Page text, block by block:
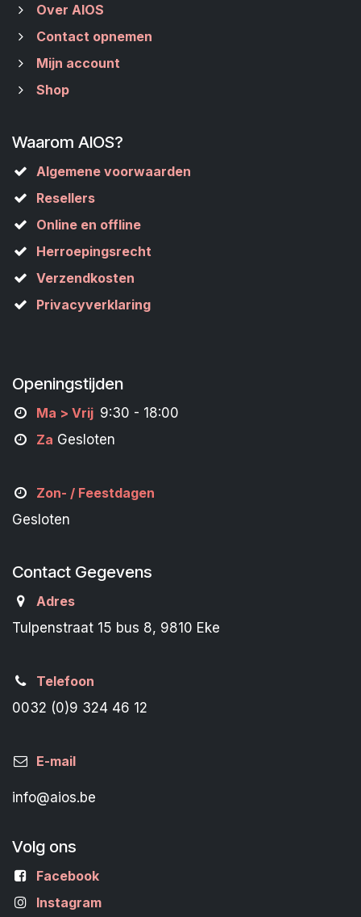
Over AIOS
Contact opnemen
Mijn account
Shop
Waarom AIOS?
Algemene voorwaarden
Resellers
Online en offline
Herroepingsrecht
Verzendkosten
Privacyverklaring
Openingstijden
Ma > Vrij 9:30 - 18:00
Za Gesloten
Zon- / Feestdagen
Gesloten
Contact Gegevens
Adres
Tulpenstraat 15 bus 8, 9810 Eke
Telefoon
0032 (0)9 324 46 12
E-mail
info@aios.be
Volg ons
Facebook
Instagram